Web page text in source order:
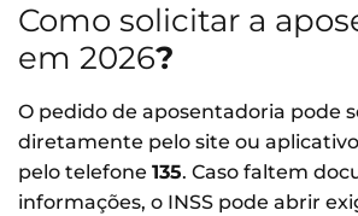
Como solicitar a
em 2026?
O pedido de aposentadoria pode
diretamente pelo site ou aplicativo
pelo telefone 135. Caso faltem
informações, o INSS pode abrir